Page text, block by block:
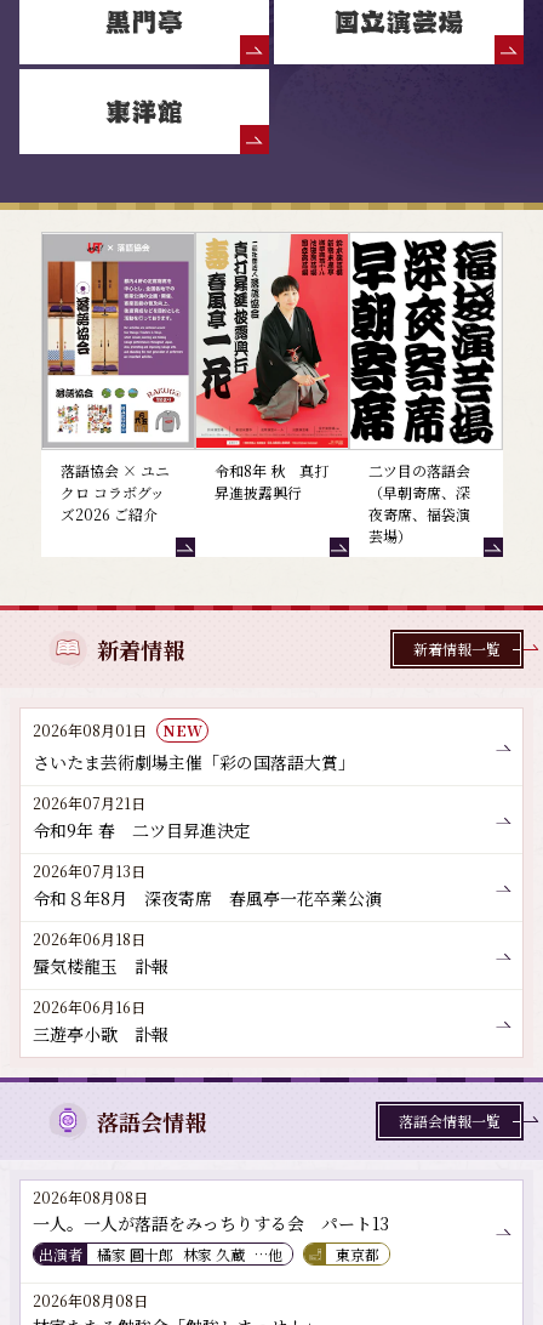
落語協会からのお知らせ
落語協会 × ユニ
クロ コラボグッ
ズ2026 ご紹介
令和8年 秋 真打
昇進披露興行
二ツ目の落語会
（早朝寄席、深
夜寄席、福袋演
芸場）
新着情報
2026年08月01日 NEW
さいたま芸術劇場主催「彩の国落語大賞」
2026年07月21日
令和9年 春 二ツ目昇進決定
2026年07月13日
令和８年8月 深夜寄席 春風亭一花卒業公演
2026年06月18日
蜃気楼龍玉 訃報
2026年06月16日
三遊亭小歌 訃報
新着情報一覧
落語会情報
2026年08月08日
一人。一人が落語をみっちりする会 パート13
出演者 橘家 圓十郎 林家 久蔵 …他 東京都
2026年08月08日
落語会情報一覧